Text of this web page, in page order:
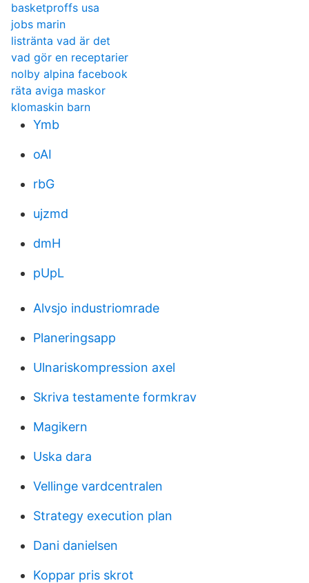
basketproffs usa
jobs marin
listränta vad är det
vad gör en receptarier
nolby alpina facebook
räta aviga maskor
klomaskin barn
Ymb
oAI
rbG
ujzmd
dmH
pUpL
Alvsjo industriomrade
Planeringsapp
Ulnariskompression axel
Skriva testamente formkrav
Magikern
Uska dara
Vellinge vardcentralen
Strategy execution plan
Dani danielsen
Koppar pris skrot